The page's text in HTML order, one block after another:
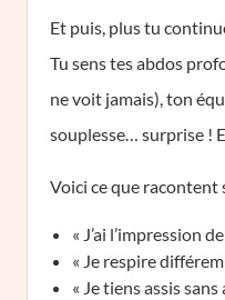
Et puis, plus tu
Tu sens tes abdos
ne voit jamais), ton
souplesse… surprise !
Voici ce que
« J’ai l’impression
« Je respire
« Je tiens assis